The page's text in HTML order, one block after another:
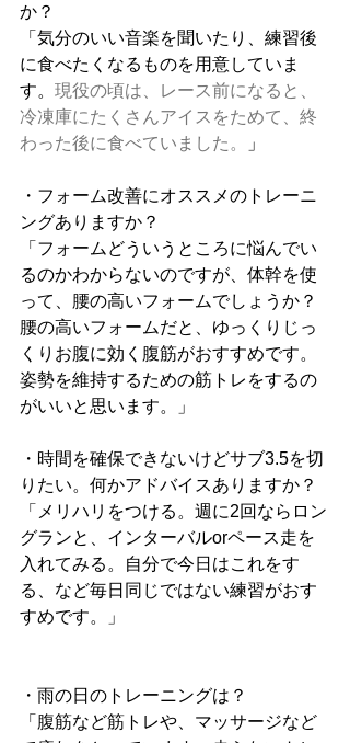
か？
「気分のいい音楽を聞いたり、練習後
に食べたくなるものを用意していま
す。 現役の頃は、レース前になると、
冷凍庫にたくさんアイスをためて、終
わった後に食べていました。
」
・フォーム改善にオススメのトレーニ
ングありますか？
「フォームどういうところに悩んでい
るのかわからないのですが、体幹を使
って、腰の高いフォームでしょうか？
腰の高いフォームだと、ゆっくりじっ
くりお腹に効く腹筋がおすすめです。
姿勢を維持するための筋トレをするの
がいいと思います。」
・時間を確保できないけどサブ3.5を切
りたい。何かアドバイスありますか？
「メリハリをつける。週に2回ならロン
グランと、インターバルorペース走を
入れてみる。自分で今日はこれをす
る、など毎日同じではない練習がおす
すめです。」
・雨の日のトレーニングは？
「腹筋など筋トレや、マッサージなど